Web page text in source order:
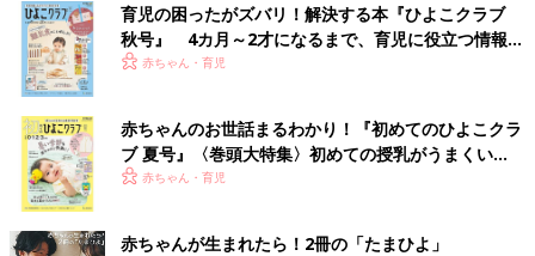
育児の困ったがズバリ！解決する本『ひよこクラブ
秋号』 4カ月～2才になるまで、育児に役立つ情報が
いっぱい！
赤ちゃん・育児
赤ちゃんのお世話まるわかり！『初めてのひよこクラ
ブ 夏号』〈巻頭大特集〉初めての授乳がうまくい
く！ おっぱい・ミルクの基本と夏のトラブル 解決テ
赤ちゃん・育児
赤ちゃんが生まれたら！2冊の「たまひよ」